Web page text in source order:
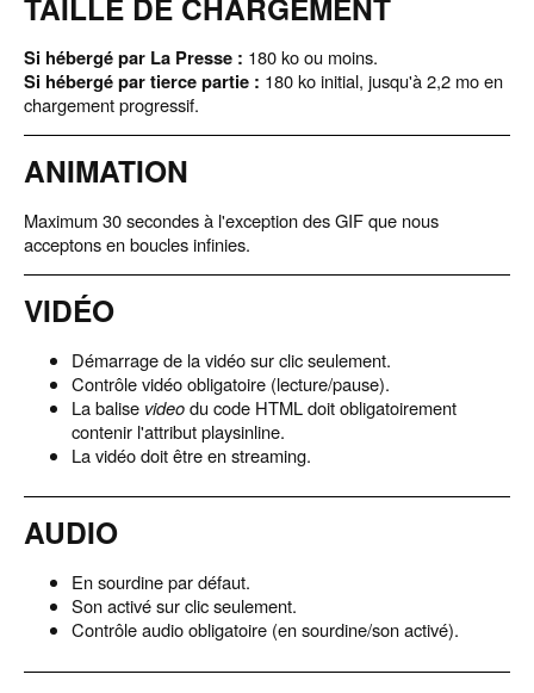
ACCUEIL
NOTRE OFFRE
Si hébergé par La Presse : 180 ko ou moins.
Si hébergé par tierce partie : 180 ko initial, jusqu'à 2,2 mo en
chargement progressif.
ANIMATION
Maximum 30 secondes à l'exception des GIF que nous
acceptons en boucles infinies.
VIDÉO
Démarrage de la vidéo sur clic seulement.
Contrôle vidéo obligatoire (lecture/pause).
La balise videodu code HTML doit obligatoirement
contenir l'attribut playsinline.
La vidéo doit être en streaming.
AUDIO
En sourdine par défaut.
Son activé sur clic seulement.
Contrôle audio obligatoire (en sourdine/son activé).